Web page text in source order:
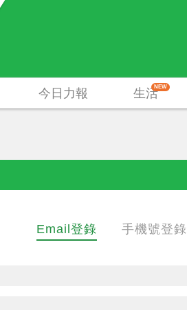
今日力報 生活NEW
Email登錄 手機號登錄